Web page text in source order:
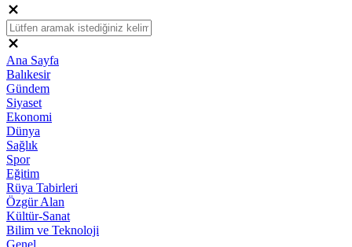
Ana Sayfa
Balıkesir
Gündem
Siyaset
Ekonomi
Dünya
Sağlık
Spor
Eğitim
Rüya Tabirleri
Özgür Alan
Kültür-Sanat
Bilim ve Teknoloji